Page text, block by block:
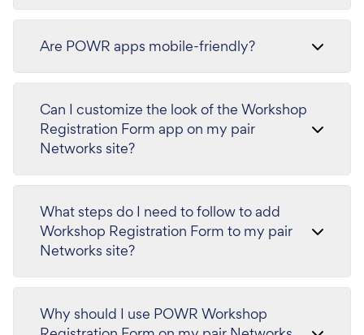
Are POWR apps mobile-friendly?
Can I customize the look of the Workshop
Registration Form app on my pair
Networks site?
What steps do I need to follow to add
Workshop Registration Form to my pair
Networks site?
Why should I use POWR Workshop